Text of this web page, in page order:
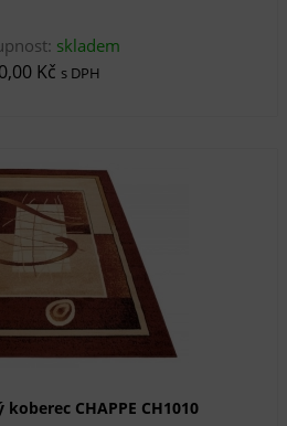
skladem
Kč s DPH
CHAPPE CH1010